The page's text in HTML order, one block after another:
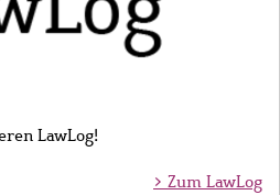
LawLog!
> Zum LawLog